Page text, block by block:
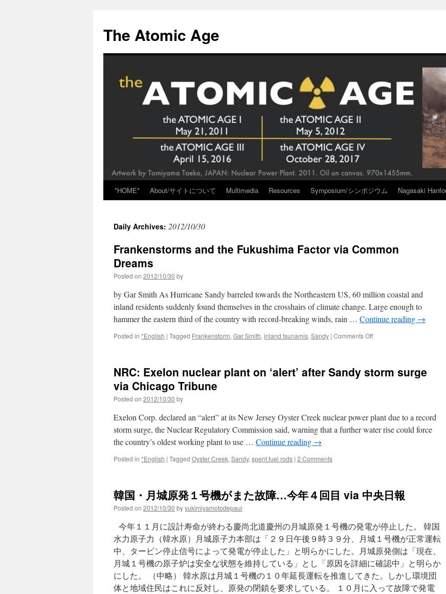
content
The Atomic Age
*HOME* About/サイトについて Multimedia Resources Symposium/シンポジウム Nagasaki
Daily Archives: 2012/10/30
Frankenstorms and the Fukushima Factor via Common
Dreams
Posted on 2012/10/30 by
by Gar Smith As Hurricane Sandy barreled towards the Northeastern US, 60 million coastal and
inland residents suddenly found themselves in the crosshairs of climate change. Large enough to
hammer the eastern third of the country with record-breaking winds, rain … Continue reading →
Posted in *English | Tagged Frankenstorm, Gar Smith, inland tsunamis, Sandy | Comments Offon
Fukushima
NRC: Exelon nuclear plant on ‘alert’ after Sandy storm surge
via Chicago Tribune
Posted on 2012/10/30 by
Exelon Corp. declared an “alert” at its New Jersey Oyster Creek nuclear power plant due to a record
storm surge, the Nuclear Regulatory Commission said, warning that a further water rise could force
the country’s oldest working plant to use … Continue reading →
Posted in *English | Tagged Oyster Creek, Sandy, spent fuel rods | 2 Comments
韓国・月城原発１号機がまた故障…今年４回目 via 中央日報
Posted on 2012/10/30 byyukimiyamotodepaul
今年１１月に設計寿命が終わる慶尚北道慶州の月城原発１号機の発電が停止した。 韓国
水力原子力（韓水原）月城原子力本部は「２９日午後９時３９分、月城１号機が正常運転
中、タービン停止信号によって発電が停止した」と明らかにした。月城原発側は「現在、
月城１号機の原子炉は安全な状態を維持している」とし「原因を詳細に確認中」と明らか
にした。 （中略） 韓水原は月城１号機の１０年延長運転を推進してきた。しかし環境団
体と地域住民はこれに反対し、原発の閉鎖を要求している。 １０月に入って故障で発電